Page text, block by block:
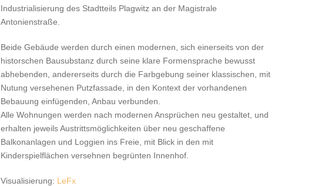
Industrialisierung des Stadtteils Plagwitz an der Magistrale
Antonienstraße.
Beide Gebäude werden durch einen modernen, sich einerseits von der
historschen Bausubstanz durch seine klare Formensprache bewusst
abhebenden, andererseits durch die Farbgebung seiner klassischen, mit
Nutung versehenen Putzfassade, in den Kontext der vorhandenen
Bebauung einfügenden, Anbau verbunden.
Alle Wohnungen werden nach modernen Ansprüchen neu gestaltet, und
erhalten jeweils Austrittsmöglichkeiten über neu geschaffene
Balkonanlagen und Loggien ins Freie, mit Blick in den mit
Kinderspielflächen versehnen begrünten Innenhof.
Visualisierung: LeFx